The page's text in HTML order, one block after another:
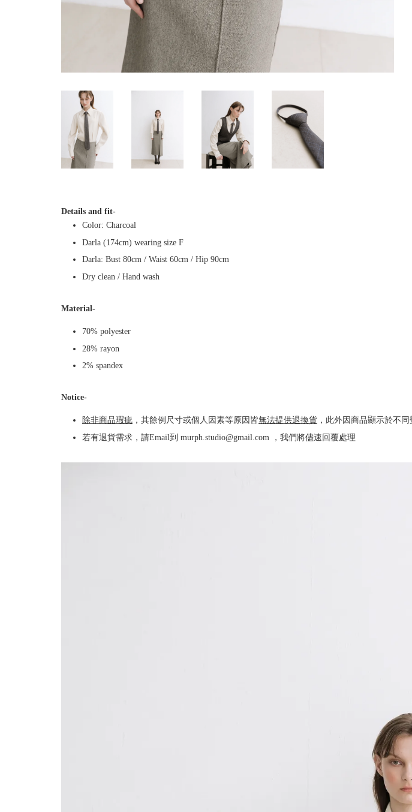
Details and fit-
Color: Charcoal
Darla (174cm) wearing size F
Darla: Bust 80cm / Waist 60cm / Hip 90cm
Dry clean / Hand wash
Material-
70% polyester
28% rayon
2% spandex
Notice-
除非商品瑕疵 ，其餘例尺寸或個人因素等原因皆無法提供退換貨 ，此外因商品顯示於不
若有退貨需求，請Email到 murph.studio@gmail.com ，我們將儘速回覆處理